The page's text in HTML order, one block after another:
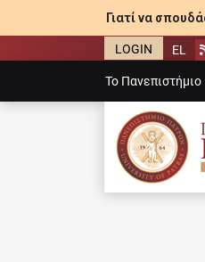
Γιατί να
LOGIN EL
menu
Το Πανεπιστήμιο